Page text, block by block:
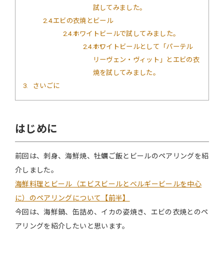
試してみました。
2.4エビの衣焼とビール
2.4.1ホワイトビールで試してみました。
2.4.1.1ホワイトビールとして「パーテル
リーヴェン・ヴィット」とエビの衣
焼を試してみました。
3
さいごに
はじめに
前回は、刺身、海鮮焼、牡蠣ご飯とビールのペアリングを紹
介しました。
海鮮料理とビール（エビスビールとベルギービールを中心
に）のペアリングについて【前半】
今回は、海鮮鍋、缶詰め、イカの姿焼き、エビの衣焼とのペ
アリングを紹介したいと思います。